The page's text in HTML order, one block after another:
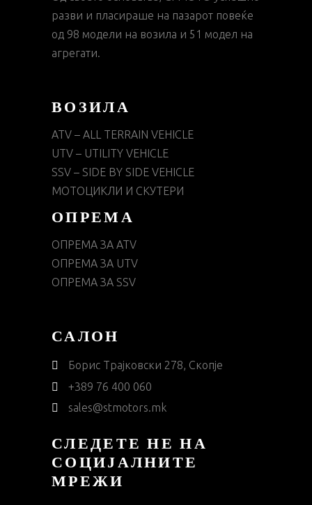
разви и пласираше на пазарот повеќе
од 98 модели на возила и 51 модел на
агрегати.
ВОЗИЛА
ATV – ALL TERRAIN VEHICLE
UTV – UTILITY VEHICLE
SSV – SIDE BY SIDE VEHICLE
МОТОЦИКЛИ И СКУТЕРИ
ОПРЕМА
ОПРЕМА ЗА ATV
ОПРЕМА ЗА UTV
ОПРЕМА ЗА SSV
САЛОН
Борис Трајковски 278, Скопје
+389 76 400 060
sales@stmotors.mk
СЛЕДЕТЕ НЕ НА
СОЦИЈАЛНИТЕ
МРЕЖИ